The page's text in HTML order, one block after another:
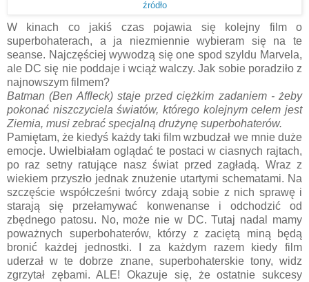
źródło
W kinach co jakiś czas pojawia się kolejny film o
superbohaterach, a ja niezmiennie wybieram się na te
seanse. Najczęściej wywodzą się one spod szyldu Marvela,
ale DC się nie poddaje i wciąż walczy. Jak sobie poradziło z
najnowszym filmem?
Batman (Ben Affleck) staje przed ciężkim zadaniem - żeby
pokonać niszczyciela światów, którego kolejnym celem jest
Ziemia, musi zebrać specjalną drużynę superbohaterów.
Pamiętam, że kiedyś każdy taki film wzbudzał we mnie duże
emocje. Uwielbiałam oglądać te postaci w ciasnych rajtach,
po raz setny ratujące nasz świat przed zagładą. Wraz z
wiekiem przyszło jednak znużenie utartymi schematami. Na
szczęście współcześni twórcy zdają sobie z nich sprawę i
starają się przełamywać konwenanse i odchodzić od
zbędnego patosu. No, może nie w DC. Tutaj nadal mamy
poważnych superbohaterów, którzy z zaciętą miną będą
bronić każdej jednostki. I za każdym razem kiedy film
uderzał w te dobrze znane, superbohaterskie tony, widz
zgrzytał zębami. ALE! Okazuje się, że ostatnie sukcesy